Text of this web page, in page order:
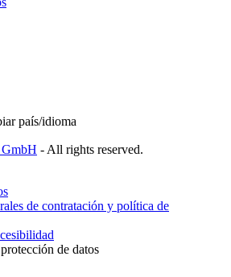
país/idioma
GmbH - All rights reserved.
de contratación y política de
de datos